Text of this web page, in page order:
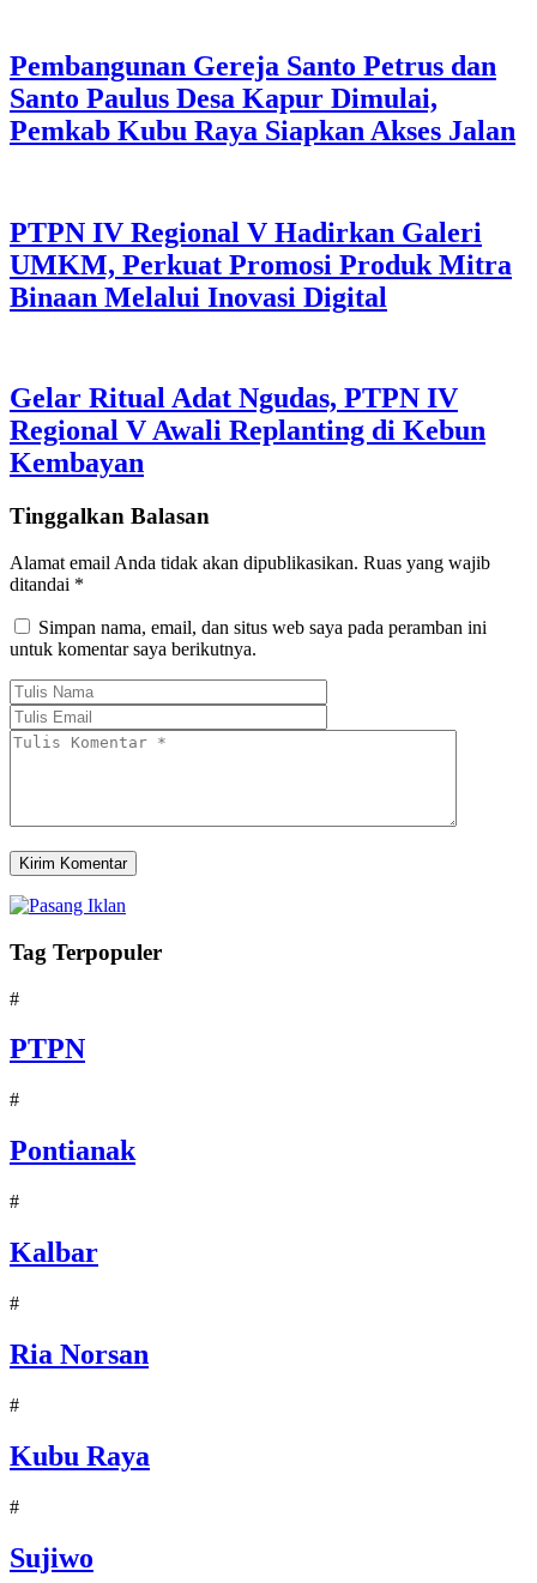
Pembangunan Gereja Santo Petrus dan
Santo Paulus Desa Kapur Dimulai,
Pemkab Kubu Raya Siapkan Akses Jalan
PTPN IV Regional V Hadirkan Galeri
UMKM, Perkuat Promosi Produk Mitra
Binaan Melalui Inovasi Digital
Gelar Ritual Adat Ngudas, PTPN IV
Regional V Awali Replanting di Kebun
Kembayan
Tinggalkan Balasan
Alamat email Anda tidak akan dipublikasikan. Ruas yang wajib
ditandai *
Simpan nama, email, dan situs web saya pada peramban ini
untuk komentar saya berikutnya.
Tag Terpopuler
#
PTPN
#
Pontianak
#
Kalbar
#
Ria Norsan
#
Kubu Raya
#
Sujiwo